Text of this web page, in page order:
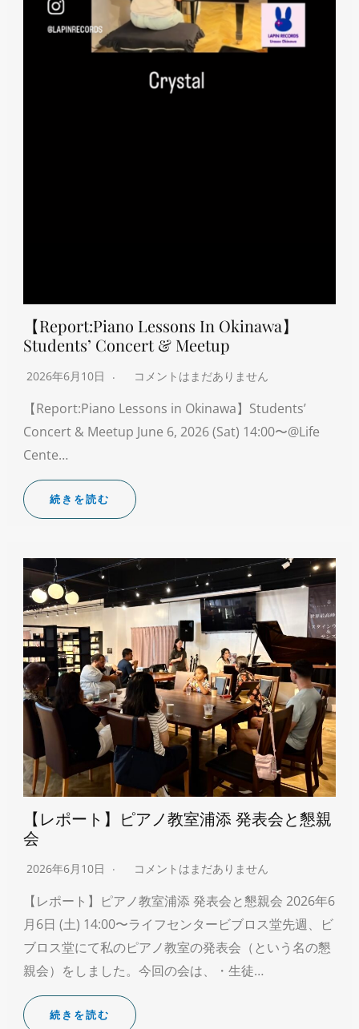
【Report:Piano Lessons In Okinawa】
Students’ Concert & Meetup
2026年6月10日 コメントはまだありません
【Report:Piano Lessons in Okinawa】Students’
Concert & Meetup June 6, 2026 (Sat) 14:00〜@Life
Cente…
続きを読む
【レポート】ピアノ教室浦添 発表会と懇親
会
2026年6月10日 コメントはまだありません
【レポート】ピアノ教室浦添 発表会と懇親会 2026年6
月6日 (土) 14:00〜ライフセンタービブロス堂先週、ビ
ブロス堂にて私のピアノ教室の発表会（という名の懇
親会）をしました。今回の会は、・生徒…
続きを読む